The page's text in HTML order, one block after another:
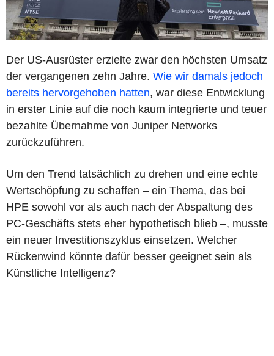
Der US-Ausrüster erzielte zwar den höchsten Umsatz
der vergangenen zehn Jahre. Wie wir damals jedoch
bereits hervorgehoben hatten, war diese Entwicklung
in erster Linie auf die noch kaum integrierte und teuer
bezahlte Übernahme von Juniper Networks
zurückzuführen.
Um den Trend tatsächlich zu drehen und eine echte
Wertschöpfung zu schaffen – ein Thema, das bei
HPE sowohl vor als auch nach der Abspaltung des
PC-Geschäfts stets eher hypothetisch blieb –, musste
ein neuer Investitionszyklus einsetzen. Welcher
Rückenwind könnte dafür besser geeignet sein als
Künstliche Intelligenz?